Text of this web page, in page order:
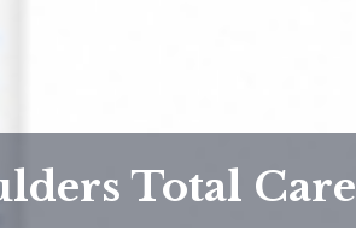
Total Care